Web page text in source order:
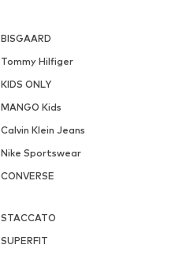
BISGAARD
Tommy Hilfiger
KIDS ONLY
MANGO Kids
Calvin Klein Jeans
Nike Sportswear
CONVERSE
STACCATO
SUPERFIT